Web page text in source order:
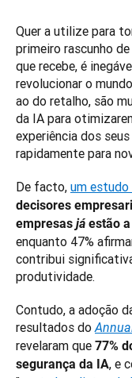
Quer a utilize para
primeiro rascunho
que recebe, é
revolucionar o
ao do retalho, são
da IA para
experiência dos
rapidamente para
De facto, um estudo
decisores
empresas já estão
enquanto 47%
contribui
produtividade.
Contudo, a adoção
resultados do
revelaram que 77%
segurança da IA, e